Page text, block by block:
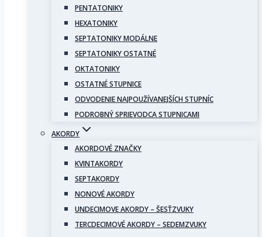
PENTATONIKY
HEXATONIKY
SEPTATONIKY MODÁLNE
SEPTATONIKY OSTATNÉ
OKTATONIKY
OSTATNÉ STUPNICE
ODVODENIE NAJPOUŽÍVANEJŠÍCH STUPNÍC
PODROBNÝ SPRIEVODCA STUPNICAMI
AKORDY
AKORDOVÉ ZNAČKY
KVINTAKORDY
SEPTAKORDY
NONOVÉ AKORDY
UNDECIMOVE AKORDY – ŠESŤZVUKY
TERCDECIMOVÉ AKORDY – SEDEMZVUKY